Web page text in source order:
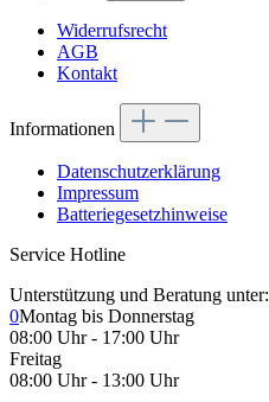
Widerrufsrecht
AGB
Kontakt
Informationen
Datenschutzerklärung
Impressum
Batteriegesetzhinweise
Service Hotline
Unterstützung und Beratung unter:
0Montag bis Donnerstag
08:00 Uhr - 17:00 Uhr
Freitag
08:00 Uhr - 13:00 Uhr